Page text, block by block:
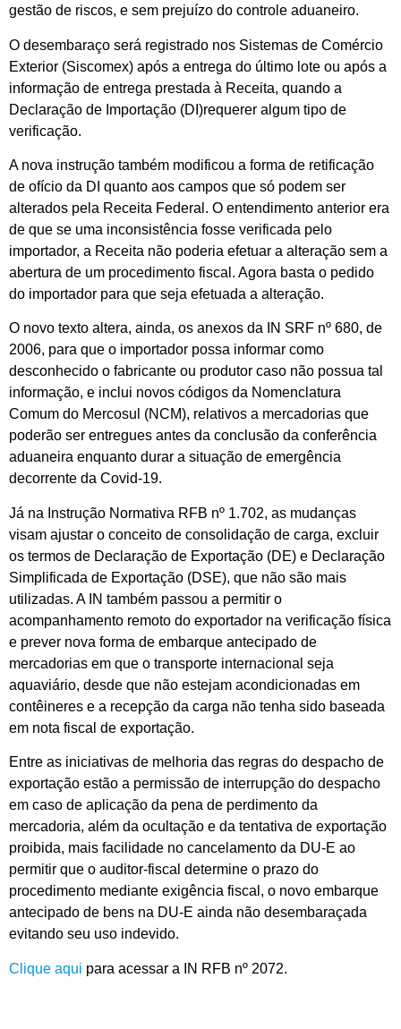
gestão de riscos, e sem prejuízo do controle aduaneiro.
O desembaraço será registrado nos Sistemas de Comércio
Exterior (Siscomex) após a entrega do último lote ou após a
informação de entrega prestada à Receita, quando a
Declaração de Importação (DI)requerer algum tipo de
verificação.
A nova instrução também modificou a forma de retificação
de ofício da DI quanto aos campos que só podem ser
alterados pela Receita Federal. O entendimento anterior era
de que se uma inconsistência fosse verificada pelo
importador, a Receita não poderia efetuar a alteração sem a
abertura de um procedimento fiscal. Agora basta o pedido
do importador para que seja efetuada a alteração.
O novo texto altera, ainda, os anexos da IN SRF nº 680, de
2006, para que o importador possa informar como
desconhecido o fabricante ou produtor caso não possua tal
informação, e inclui novos códigos da Nomenclatura
Comum do Mercosul (NCM), relativos a mercadorias que
poderão ser entregues antes da conclusão da conferência
aduaneira enquanto durar a situação de emergência
decorrente da Covid-19.
Já na Instrução Normativa RFB nº 1.702, as mudanças
visam ajustar o conceito de consolidação de carga, excluir
os termos de Declaração de Exportação (DE) e Declaração
Simplificada de Exportação (DSE), que não são mais
utilizadas. A IN também passou a permitir o
acompanhamento remoto do exportador na verificação física
e prever nova forma de embarque antecipado de
mercadorias em que o transporte internacional seja
aquaviário, desde que não estejam acondicionadas em
contêineres e a recepção da carga não tenha sido baseada
em nota fiscal de exportação.
Entre as iniciativas de melhoria das regras do despacho de
exportação estão a permissão de interrupção do despacho
em caso de aplicação da pena de perdimento da
mercadoria, além da ocultação e da tentativa de exportação
proibida, mais facilidade no cancelamento da DU-E ao
permitir que o auditor-fiscal determine o prazo do
procedimento mediante exigência fiscal, o novo embarque
antecipado de bens na DU-E ainda não desembaraçada
evitando seu uso indevido.
Clique aqui para acessar a IN RFB nº 2072.